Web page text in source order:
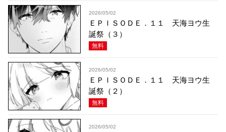
2026/05/02
ＥＰＩＳＯＤＥ．１１ 天海ヨウ生
誕祭（３）
無料
2026/05/02
ＥＰＩＳＯＤＥ．１１ 天海ヨウ生
誕祭（２）
無料
2026/05/02